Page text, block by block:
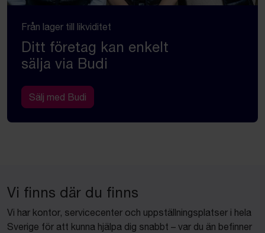
Från lager till likviditet
Ditt företag kan enkelt
sälja via Budi
Sälj med Budi
Vi finns där du finns
Vi har kontor, servicecenter och uppställningsplatser i hela
Sverige för att kunna hjälpa dig snabbt – var du än befinner